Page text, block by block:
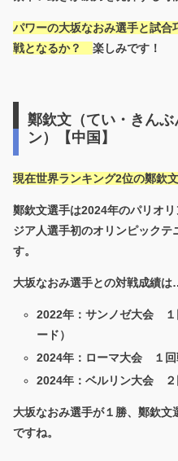
パワーの大坂なおみ選手と試
戦となるか？ 楽しみです！
鄭欽文（てい・きん
ン）【中国】
現在世界ランキング2位の鄭欽文
鄭欽文選手は2024年のパリオ
ジア人選手初のオリンピック
す。
大坂なおみ選手との対戦成績
2022年：サンノゼ大会
ード）
2024年：ローマ大会 １回
2024年：ベルリン大会 ２
大坂なおみ選手が１勝、鄭欽
ですね。